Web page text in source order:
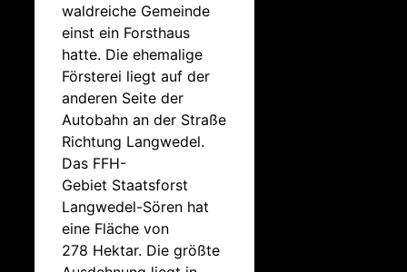
waldreiche Gemeinde
einst ein Forsthaus
hatte. Die ehemalige
Försterei liegt auf der
anderen Seite der
Autobahn an der Straße
Richtung Langwedel.
Das FFH-
Gebiet Staatsforst
Langwedel-Sören hat
eine Fläche von
278 Hektar. Die größte